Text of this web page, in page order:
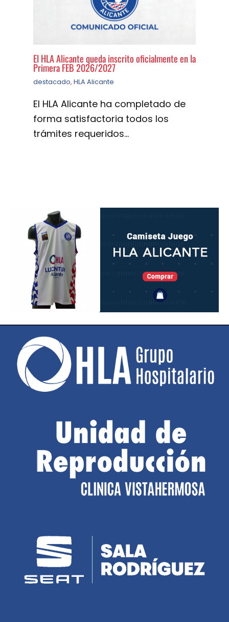
El HLA Alicante queda inscrito oficialmente en la
Primera FEB 2026/2027
destacado, HLA Alicante
El HLA Alicante ha completado de
forma satisfactoria todos los
trámites requeridos…